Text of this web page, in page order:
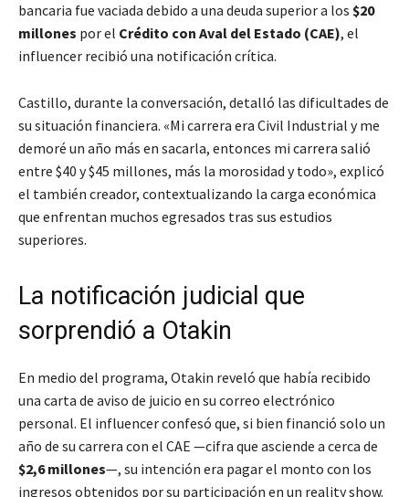
bancaria fue vaciada debido a una deuda superior a los $20
millones por el Crédito con Aval del Estado (CAE), el
influencer recibió una notificación crítica.
Castillo, durante la conversación, detalló las dificultades de
su situación financiera. «Mi carrera era Civil Industrial y me
demoré un año más en sacarla, entonces mi carrera salió
entre $40 y $45 millones, más la morosidad y todo», explicó
el también creador, contextualizando la carga económica
que enfrentan muchos egresados tras sus estudios
superiores.
La notificación judicial que
sorprendió a Otakin
En medio del programa, Otakin reveló que había recibido
una carta de aviso de juicio en su correo electrónico
personal. El influencer confesó que, si bien financió solo un
año de su carrera con el CAE —cifra que asciende a cerca de
$2,6 millones—, su intención era pagar el monto con los
ingresos obtenidos por su participación en un reality show.